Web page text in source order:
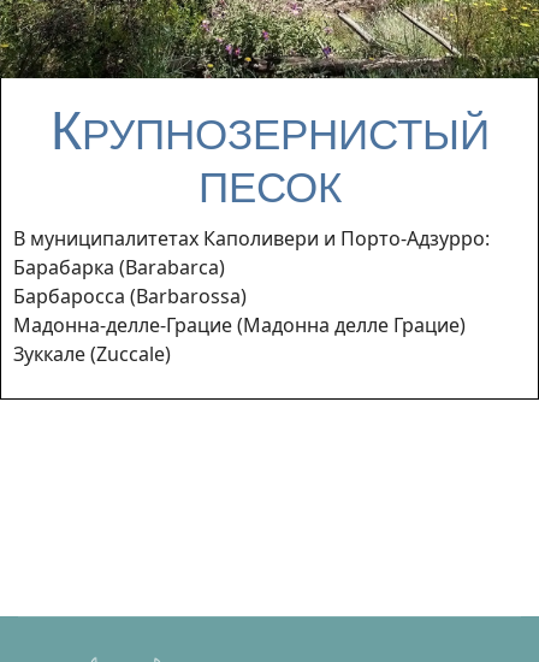
КРУПНОЗЕРНИСТЫЙ
ПЕСОК
В муниципалитетах Каполивери и Порто-Адзурро:
Барабарка (Barabarca)
Барбаросса (Barbarossa)
Мадонна-делле-Грацие (Мадонна делле Грацие)
Зуккале (Zuccale)